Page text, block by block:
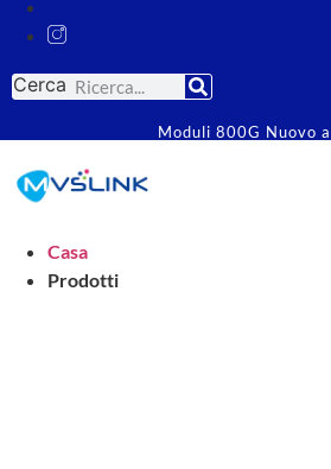
Cerca
Moduli 800G Nuovo
Casa
Prodotti